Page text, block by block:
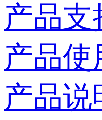
产品支
产品使
产品说